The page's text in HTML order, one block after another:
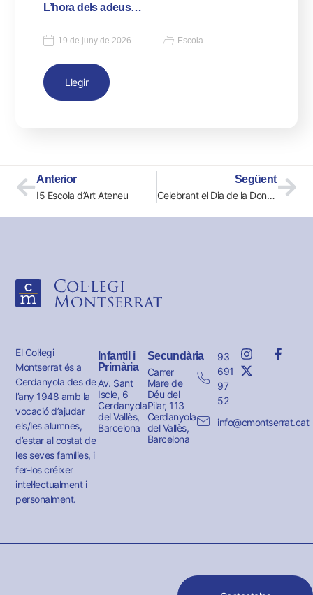
L’hora dels adeus…
19 de juny de 2026 Escola
Llegir
Anterior
I5 Escola d’Art Ateneu
Següent
Celebrant el Dia de la Dona a Quart de Primària
El Col·legi
Montserrat és a
Cerdanyola des de
l’any 1948 amb la
vocació d’ajudar
els/les alumnes,
d’estar al costat de
les seves famílies, i
fer-los créixer
intel·lectualment i
personalment.
Infantil i
Primària
Av. Sant
Iscle, 6
Cerdanyola
del Vallès,
Barcelona
Secundària
Carrer
Mare de
Déu del
Pilar, 113
Cerdanyola
del Vallès,
Barcelona
93
691
97
52
info@cmontserrat.cat